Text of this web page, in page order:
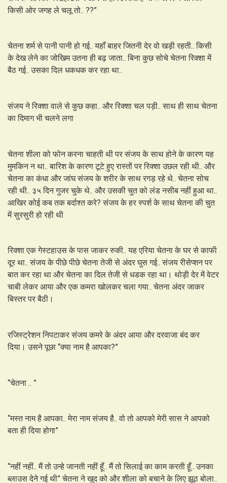
किसी ओर जगह ले चलू तो.. ??”
चेतना शर्म से पानी पानी हो गई.. यहाँ बाहर जितनी देर वो खड़ी रहती.. किसी
के देख लेने का जोखिम उतना ही बढ़ जाता.. बिना कुछ सोचे चेतना रिक्शा में
बैठ गई.. उसका दिल धकधक कर रहा था..
संजय ने रिक्शा वाले से कुछ कहा.. और रिक्शा चल पड़ी.. साथ ही साथ चेतना
का दिमाग भी चलने लगा
चेतना शीला को फोन करना चाहती थी पर संजय के साथ होने के कारण यह
मुमकिन न था.. बारिश के कारण टूटे हुए रास्तों पर रिक्शा उछल रही थी.. और
चेतना का कंधा और जांघ संजय के शरीर के साथ रगड़ रहे थे.. चेतना सोच
रही थी.. ३५ दिन गुजर चुके थे.. और उसकी चुत को लंड नसीब नहीं हुआ था..
आखिर कोई कब तक बर्दाश्त करे? संजय के हर स्पर्श के साथ चेतना की चुत
में सुरसुरी हो रही थी
रिक्शा एक गेस्टहाउस के पास जाकर रुकी.. यह एरिया चेतना के घर से काफी
दूर था.. संजय के पीछे पीछे चेतना तेजी से अंदर घुस गई.. संजय रीसेप्शन पर
बात कर रहा था और चेतना का दिल तेजी से धडक रहा था। थोड़ी देर में वेटर
चाबी लेकर आया और एक कमरा खोलकर चला गया.. चेतना अंदर जाकर
बिस्तर पर बैठी।
रजिस्ट्रेशन निपटाकर संजय कमरे के अंदर आया और दरवाजा बंद कर
दिया। उसने पूछा “क्या नाम है आपका?”
“चेतना .. ”
“मस्त नाम है आपका.. मेरा नाम संजय है.. वो तो आपको मेरी सास ने आपको
बता ही दिया होगा”
“नहीं नहीं.. मैं तो उन्हे जानती नहीं हूँ.. मैं तो सिलाई का काम करती हूँ.. उनका
ब्लाउस देने गई थी” चेतना ने खुद को और शीला को बचाने के लिए झूठ बोला..